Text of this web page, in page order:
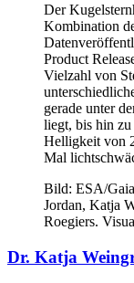
Der
Kombination
Product
Vielzahl von
gerade unter
liegt, bis hin zu
Helligkeit von
Mal
Bild: ESA/
Jordan, Katja
Roegiers.
Dr. Katja